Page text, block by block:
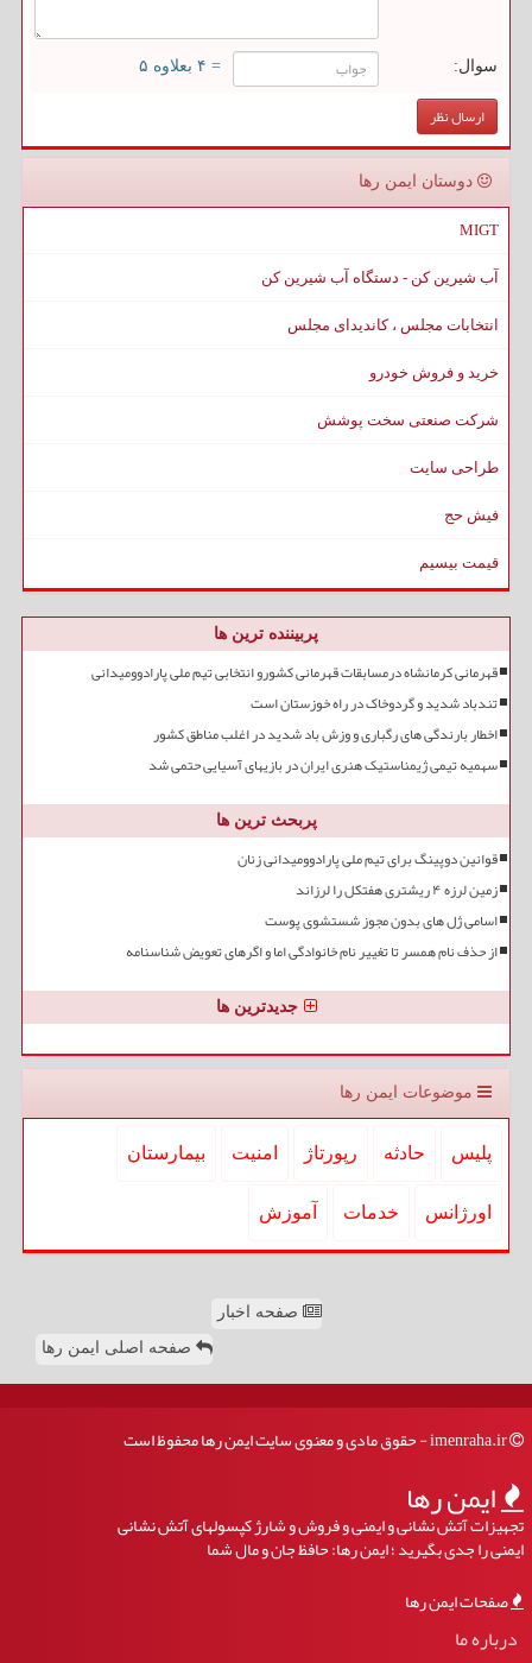
سوال: = ۴ بعلاوه ۵
دوستان ایمن رها
MIGT
آب شیرین کن - دستگاه آب شیرین کن
انتخابات مجلس ، کاندیدای مجلس
خرید و فروش خودرو
شرکت صنعتی سخت پوشش
طراحی سایت
فیش حج
قیمت بیسیم
پربیننده ترین ها
قهرمانی کرمانشاه درمسابقات قهرمانی کشورو انتخابی تیم ملی پارادوومیدانی
تندباد شدید و گردوخاک در راه خوزستان است
اخطار بارندگی های رگباری و وزش باد شدید در اغلب مناطق کشور
سهمیه تیمی ژیمناستیک هنری ایران در بازیهای آسیایی حتمی شد
پربحث ترین ها
قوانین دوپینگ برای تیم ملی پارادوومیدانی زنان
زمین لرزه ۴ ریشتری هفتکل را لرزاند
اسامی ژل های بدون مجوز شستشوی پوست
از حذف نام همسر تا تغییر نام خانوادگی اما و اگرهای تعویض شناسنامه
جدیدترین ها
موضوعات ایمن رها
پلیس حادثه رپورتاژ امنیت بیمارستان
اورژانس خدمات آموزش
صفحه اخبار
صفحه اصلی ایمن رها
ایمن رها
تجهیزات آتش نشانی و ایمنی و فروش و شارژ کپسولهای آتش نشانی
ایمنی را جدی بگیرید ؛ ایمن رها: حافظ جان و مال شما
صفحات ایمن رها
درباره ما